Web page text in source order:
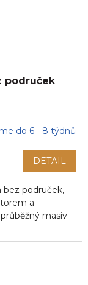
područek
do 6 - 8 týdnů
DETAIL
bez područek,
a
masiv